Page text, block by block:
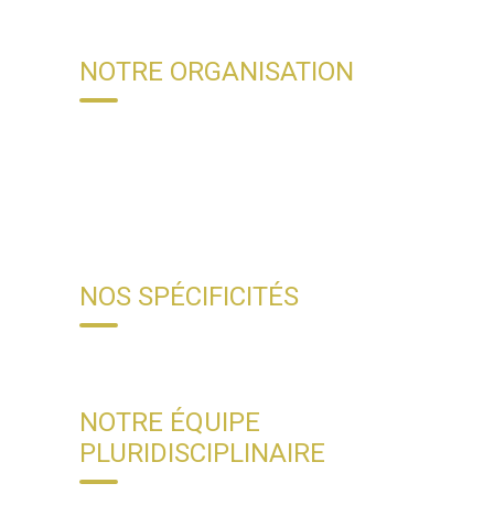
NOTRE ORGANISATION
NOS SPÉCIFICITÉS
NOTRE ÉQUIPE
PLURIDISCIPLINAIRE